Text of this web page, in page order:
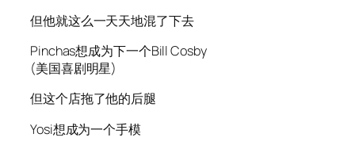
但他就这么一天天地混了下去
Pinchas想成为下一个Bill Cosby
(美国喜剧明星)
但这个店拖了他的后腿
Yosi想成为一个手模